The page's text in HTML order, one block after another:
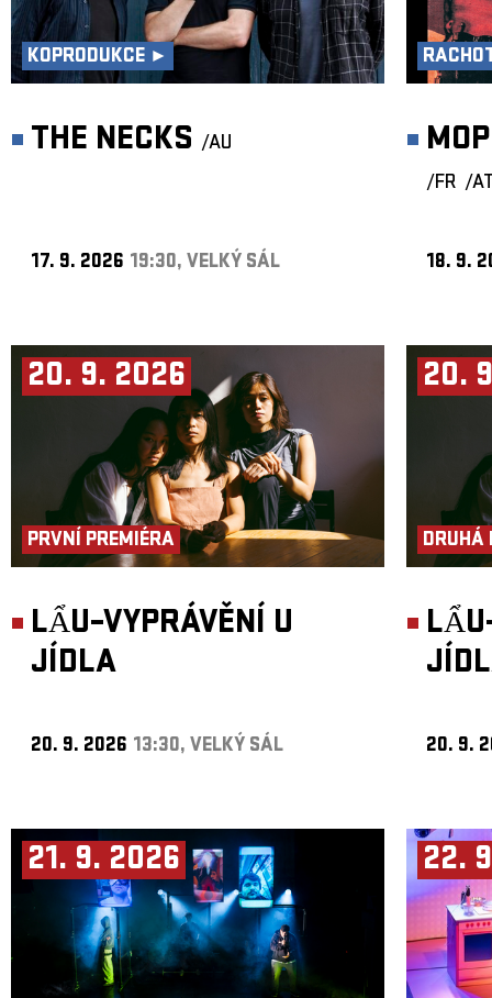
KOPRODUKCE ►
THE NECKS /AU
17. 9. 2026 19:30, VELKÝ SÁL
/FR /
18. 9.
20. 9. 2026
PRVNÍ PREMIÉRA
LẨU–VYPRÁVĚNÍ U
JÍDLA
20. 9. 2026 13:30, VELKÝ SÁL
20.
DRUHÁ
20. 9.
21. 9. 2026 22.